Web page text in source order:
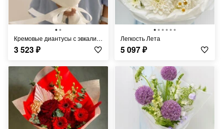
Кремовые диантусы с эвкалиптом
3 523₽
Легкость Лета
5 097₽